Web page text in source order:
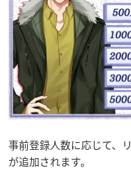
事前登録人数に応じて、
が追加されます。